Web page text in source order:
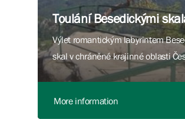
Toulání Besedickými
Výlet romantickým labyrintem
skal v chráněné krajinné oblasti
More information